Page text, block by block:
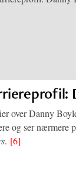
over Danny
og ser nærmere
. [6]